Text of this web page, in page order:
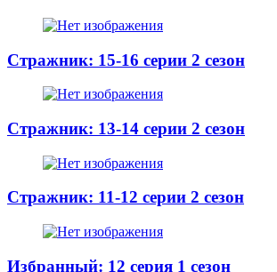
Стражник: 15-16 серии 2 сезон
Стражник: 13-14 серии 2 сезон
Стражник: 11-12 серии 2 сезон
Избранный: 12 серия 1 сезон